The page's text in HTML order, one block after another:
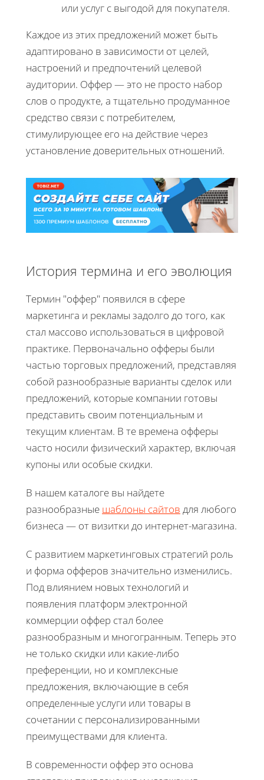
или услуг с выгодой для покупателя.
Каждое из этих предложений может быть
адаптировано в зависимости от целей,
настроений и предпочтений целевой
аудитории. Оффер — это не просто набор
слов о продукте, а тщательно продуманное
средство связи с потребителем,
стимулирующее его на действие через
установление доверительных отношений.
История термина и его эволюция
Термин "оффер" появился в сфере
маркетинга и рекламы задолго до того, как
стал массово использоваться в цифровой
практике. Первоначально офферы были
частью торговых предложений, представляя
собой разнообразные варианты сделок или
предложений, которые компании готовы
представить своим потенциальным и
текущим клиентам. В те времена офферы
часто носили физический характер, включая
купоны или особые скидки.
В нашем каталоге вы найдете
разнообразные шаблоны сайтов для любого
бизнеса — от визитки до интернет-магазина.
С развитием маркетинговых стратегий роль
и форма офферов значительно изменились.
Под влиянием новых технологий и
появления платформ электронной
коммерции оффер стал более
разнообразным и многогранным. Теперь это
не только скидки или какие-либо
преференции, но и комплексные
предложения, включающие в себя
определенные услуги или товары в
сочетании с персонализированными
преимуществами для клиента.
В современности оффер это основа